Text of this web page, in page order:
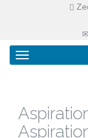
Primary
Menu
Skip
Haus der